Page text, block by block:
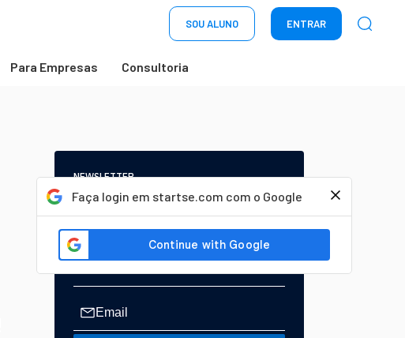
SOU ALUNO ENTRAR
Para Empresas Consultoria
Faça login em startse.com com o Google
NEWSLETTER
Start Seu dia:
A Newsletter do AGORA!